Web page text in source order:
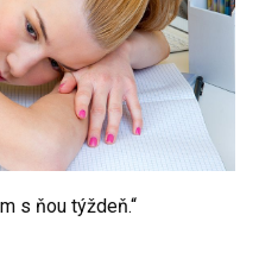
s ňou týždeň.“